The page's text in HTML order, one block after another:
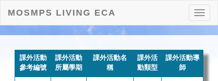
打
開
MOSMPS LIVING ECA
課外活動
參考編號
課外活動
所屬學期
課外活動名
稱
課外活
動類型
課外活動導
師